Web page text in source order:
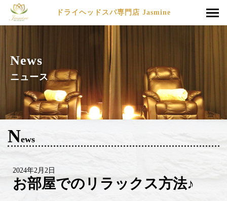
ドライヘッドスパ専門店 Jasmine
News
ニュース
News
2024年2月2日
お部屋でのリラックス方法♪